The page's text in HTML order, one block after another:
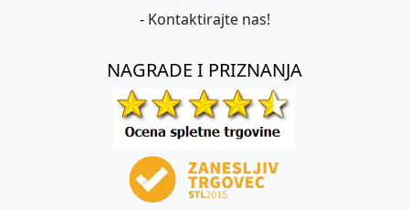
- Kontaktirajte nas!
NAGRADE I PRIZNANJA